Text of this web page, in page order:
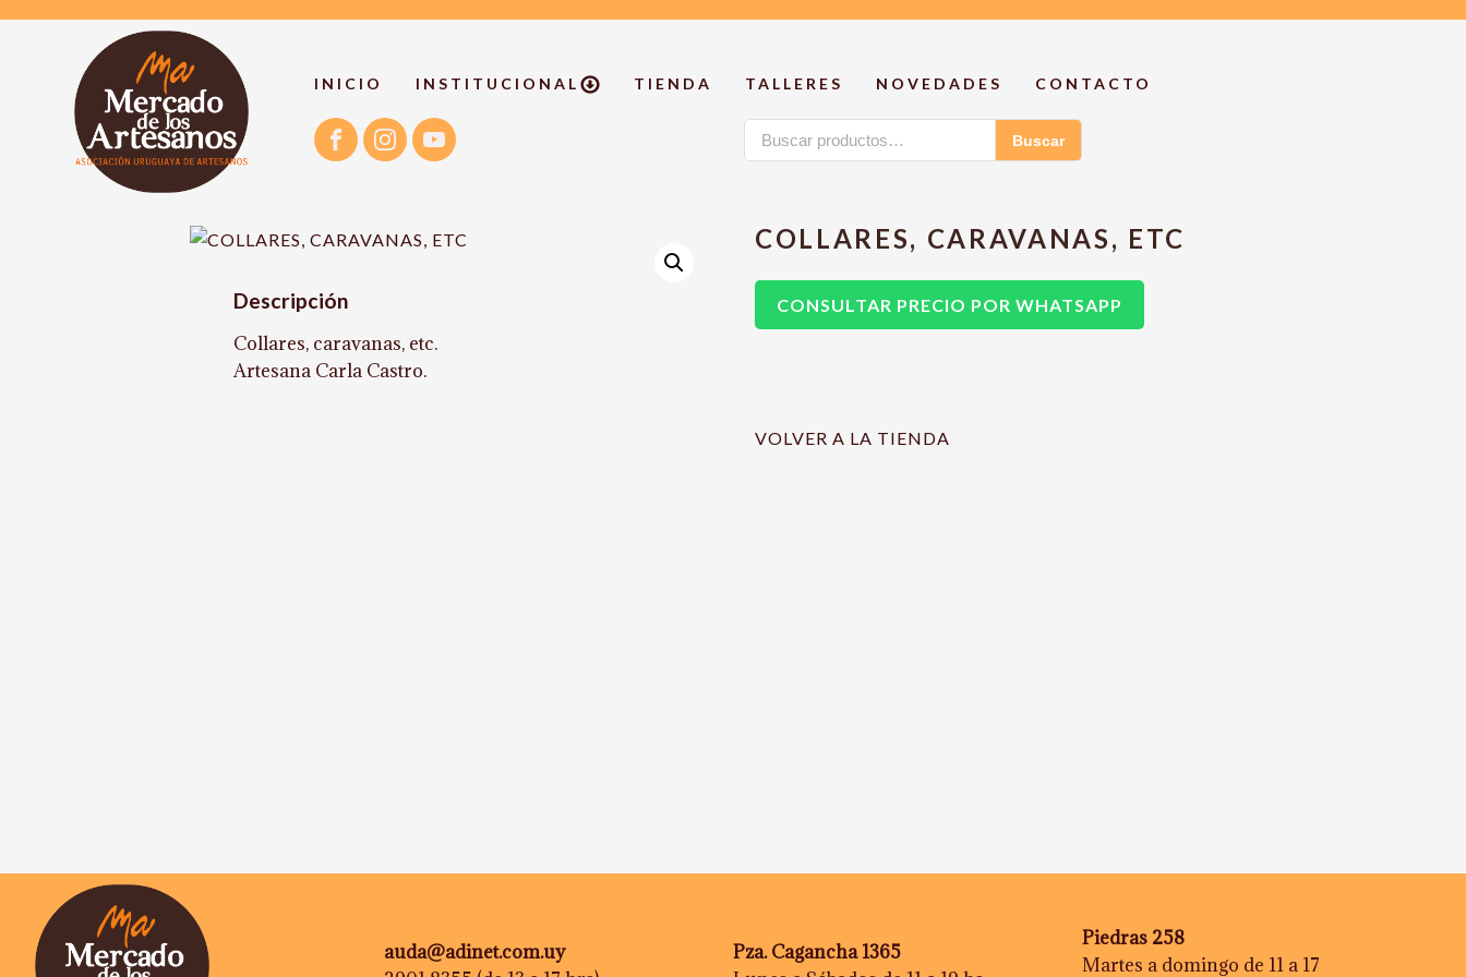
INICIO INSTITUCIONAL TIENDA TALLERES NOVEDADES CONTACTO
Buscar
por:
Buscar
COLLARES, CARAVANAS, ETC
CONSULTAR PRECIO POR WHATSAPP
Descripción
Collares, caravanas, etc.
Artesana Carla Castro.
VOLVER A LA TIENDA
auda@adinet.com.uy
Pza. Cagancha 1365
Piedras 258
Martes a domingo de 11 a 17